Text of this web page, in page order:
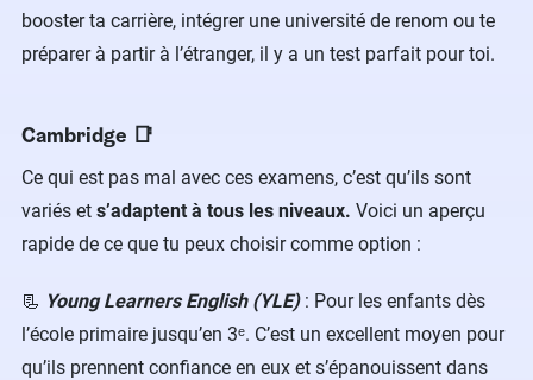
booster ta carrière, intégrer une université de renom ou te
préparer à partir à l’étranger, il y a un test parfait pour toi.
Cambridge 📑
Ce qui est pas mal avec ces examens, c’est qu’ils sont
variés et s’adaptent à tous les niveaux. Voici un aperçu
rapide de ce que tu peux choisir comme option :
📃 Young Learners English (YLE) : Pour les enfants dès
l’école primaire jusqu’en 3ᵉ. C’est un excellent moyen pour
qu’ils prennent confiance en eux et s’épanouissent dans